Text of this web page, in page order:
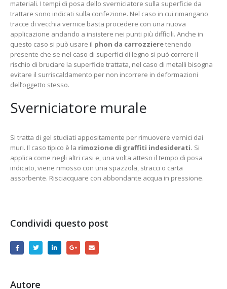
materiali. I tempi di posa dello sverniciatore sulla superficie da
trattare sono indicati sulla confezione. Nel caso in cui rimangano
tracce di vecchia vernice basta procedere con una nuova
applicazione andando a insistere nei punti più difficili. Anche in
questo caso si può usare il phon da carrozzieretenendo
presente che se nel caso di superfici di legno si può correre il
rischio di bruciare la superficie trattata, nel caso di metalli bisogna
evitare il surriscaldamento per non incorrere in deformazioni
dell’oggetto stesso.
Sverniciatore murale
Si tratta di gel studiati appositamente per rimuovere vernici dai
muri. Il caso tipico è la rimozione di graffiti indesiderati. Si
applica come negli altri casi e, una volta atteso il tempo di posa
indicato, viene rimosso con una spazzola, stracci o carta
assorbente. Risciacquare con abbondante acqua in pressione.
Condividi questo post
Autore